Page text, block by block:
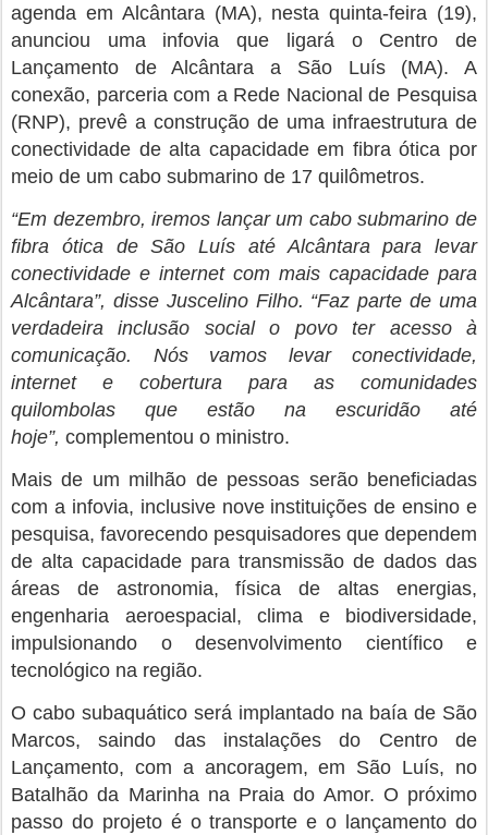
agenda em Alcântara (MA), nesta quinta-feira (19),
anunciou uma infovia que ligará o Centro de
Lançamento de Alcântara a São Luís (MA). A
conexão, parceria com a Rede Nacional de Pesquisa
(RNP), prevê a construção de uma infraestrutura de
conectividade de alta capacidade em fibra ótica por
meio de um cabo submarino de 17 quilômetros.
“Em dezembro, iremos lançar um cabo submarino de
fibra ótica de São Luís até Alcântara para levar
conectividade e internet com mais capacidade para
Alcântara”, disse Juscelino Filho. “Faz parte de uma
verdadeira inclusão social o povo ter acesso à
comunicação. Nós vamos levar conectividade,
internet e cobertura para as comunidades
quilombolas que estão na escuridão até
hoje”, complementou o ministro.
Mais de um milhão de pessoas serão beneficiadas
com a infovia, inclusive nove instituições de ensino e
pesquisa, favorecendo pesquisadores que dependem
de alta capacidade para transmissão de dados das
áreas de astronomia, física de altas energias,
engenharia aeroespacial, clima e biodiversidade,
impulsionando o desenvolvimento científico e
tecnológico na região.
O cabo subaquático será implantado na baía de São
Marcos, saindo das instalações do Centro de
Lançamento, com a ancoragem, em São Luís, no
Batalhão da Marinha na Praia do Amor. O próximo
passo do projeto é o transporte e o lançamento do